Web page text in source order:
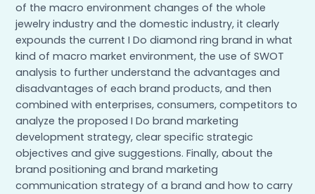
of the macro environment changes of the whole
jewelry industry and the domestic industry, it clearly
expounds the current I Do diamond ring brand in what
kind of macro market environment, the use of SWOT
analysis to further understand the advantages and
disadvantages of each brand products, and then
combined with enterprises, consumers, competitors to
analyze the proposed I Do brand marketing
development strategy, clear specific strategic
objectives and give suggestions. Finally, about the
brand positioning and brand marketing
communication strategy of a brand and how to carry